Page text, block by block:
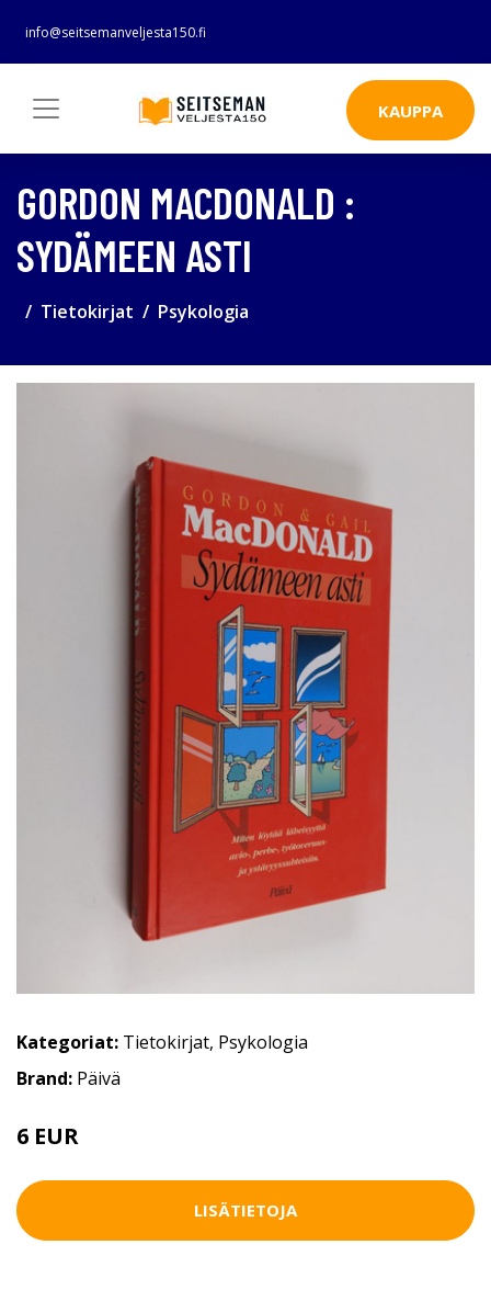
info@seitsemanveljesta150.fi
KAUPPA
GORDON MACDONALD :
SYDÄMEEN ASTI
Tietokirjat Psykologia
Kategoriat: Tietokirjat, Psykologia
Brand: Päivä
6 EUR
LISÄTIETOJA